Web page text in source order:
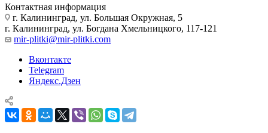
Контактная информация
г. Калининград, ул. Большая Окружная, 5
г. Калининград, ул. Богдана Хмельницкого, 117-121
mir-plitki@mir-plitki.com
Вконтакте
Telegram
Яндекс.Дзен